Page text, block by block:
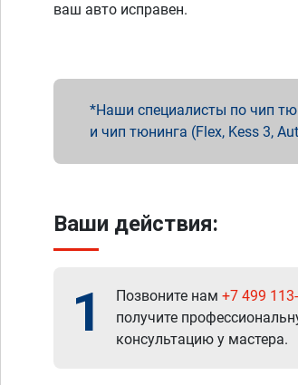
ваш авто исправен.
Наши специалисты по чип
и чип тюнинга (Flex, Kess 3,
Ваши действия:
1 Позвоните нам +7 499
получите
консультацию у мастера.